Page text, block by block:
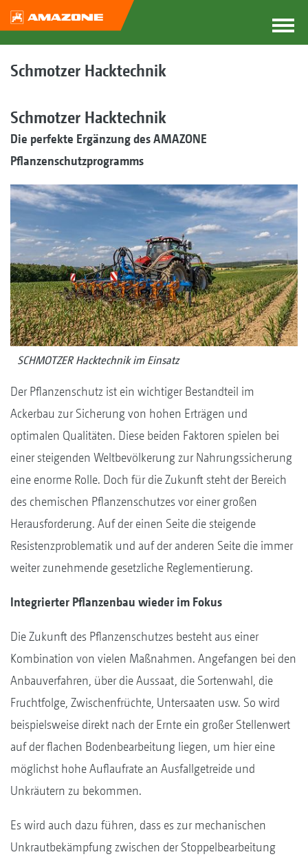
Schmotzer Hacktechnik
Schmotzer Hacktechnik
Die perfekte Ergänzung des AMAZONE
Pflanzenschutzprogramms
SCHMOTZER Hacktechnik im Einsatz
Der Pflanzenschutz ist ein wichtiger Bestandteil im
Ackerbau zur Sicherung von hohen Erträgen und
optimalen Qualitäten. Diese beiden Faktoren spielen bei
einer steigenden Weltbevölkerung zur Nahrungssicherung
eine enorme Rolle. Doch für die Zukunft steht der Bereich
des chemischen Pflanzenschutzes vor einer großen
Herausforderung. Auf der einen Seite die steigende
Resistenzproblematik und auf der anderen Seite die immer
weiter zunehmende gesetzliche Reglementierung.
Integrierter Pflanzenbau wieder im Fokus
Die Zukunft des Pflanzenschutzes besteht aus einer
Kombination von vielen Maßnahmen. Angefangen bei den
Anbauverfahren, über die Aussaat, die Sortenwahl, die
Fruchtfolge, Zwischenfrüchte, Untersaaten usw. So wird
beispielsweise direkt nach der Ernte ein großer Stellenwert
auf der flachen Bodenbearbeitung liegen, um hier eine
möglichst hohe Auflaufrate an Ausfallgetreide und
Unkräutern zu bekommen.
Es wird auch dazu führen, dass es zur mechanischen
Unkrautbekämpfung zwischen der Stoppelbearbeitung